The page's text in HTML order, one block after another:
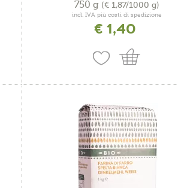
750 g (€ 1,87/1000 g)
incl. IVA più costi di spedizione
€ 1,40